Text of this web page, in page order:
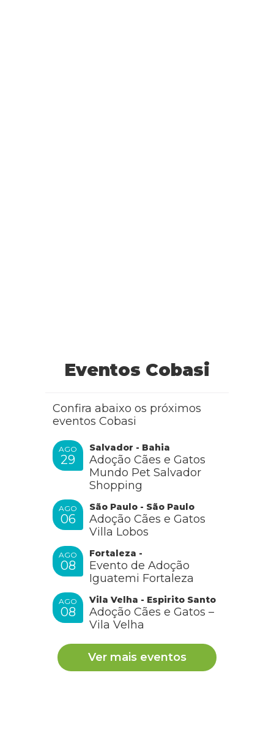
Eventos Cobasi
Confira abaixo os próximos
eventos Cobasi
AGO
29
Salvador - Bahia
Adoção Cães e Gatos
Mundo Pet Salvador
Shopping
AGO
06
São Paulo - São Paulo
Adoção Cães e Gatos
Villa Lobos
AGO
08
Fortaleza -
Evento de Adoção
Iguatemi Fortaleza
AGO
08
Vila Velha - Espirito Santo
Adoção Cães e Gatos –
Vila Velha
Ver mais eventos